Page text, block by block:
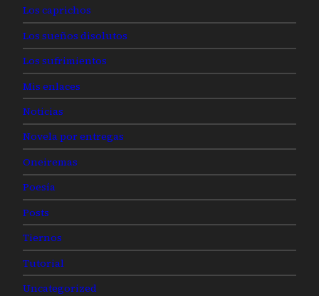
Los caprichos
Los sueños disolutos
Los sufrimientos
Mis enlaces
Noticias
Novela por entregas
Oneiremas
Poesía
Posts
Tiernos
Tutorial
Uncategorized